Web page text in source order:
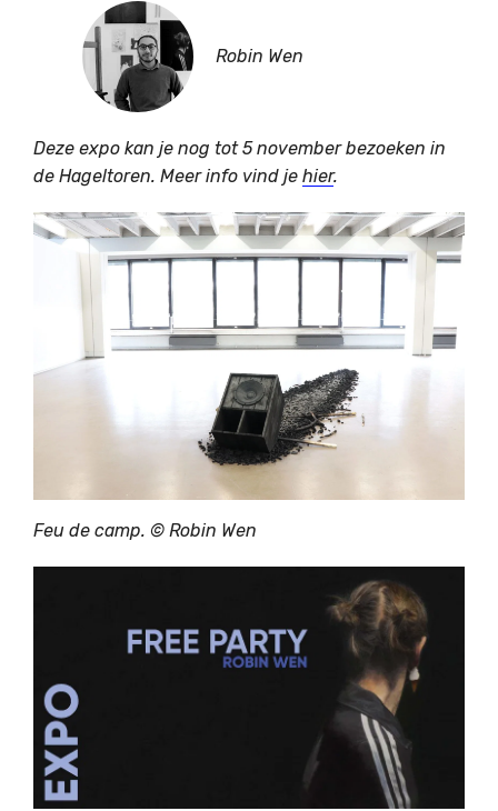
Robin Wen
Deze expo kan je nog tot 5 november bezoeken in
de Hageltoren. Meer info vind je hier.
Feu de camp. © Robin Wen